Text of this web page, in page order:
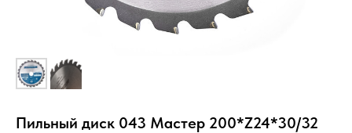
Пильный диск 043 Мастер 200*Z24*30/32